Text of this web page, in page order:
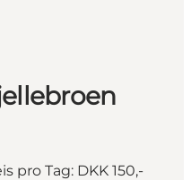
pro Tag: DKK 150,-